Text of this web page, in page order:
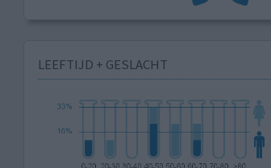
LEEFTIJD + GESLACHT